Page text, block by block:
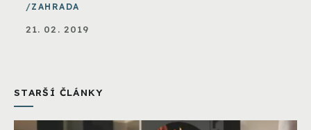
ZAHRADA
21. 02. 2019
STARŠÍ ČLÁNKY